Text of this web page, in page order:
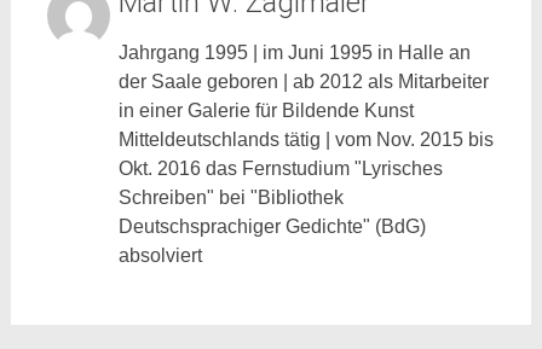
Jahrgang 1995 | im Juni 1995 in Halle an
der Saale geboren | ab 2012 als Mitarbeiter
in einer Galerie für Bildende Kunst
Mitteldeutschlands tätig | vom Nov. 2015 bis
Okt. 2016 das Fernstudium "Lyrisches
Schreiben" bei "Bibliothek
Deutschsprachiger Gedichte" (BdG)
absolviert